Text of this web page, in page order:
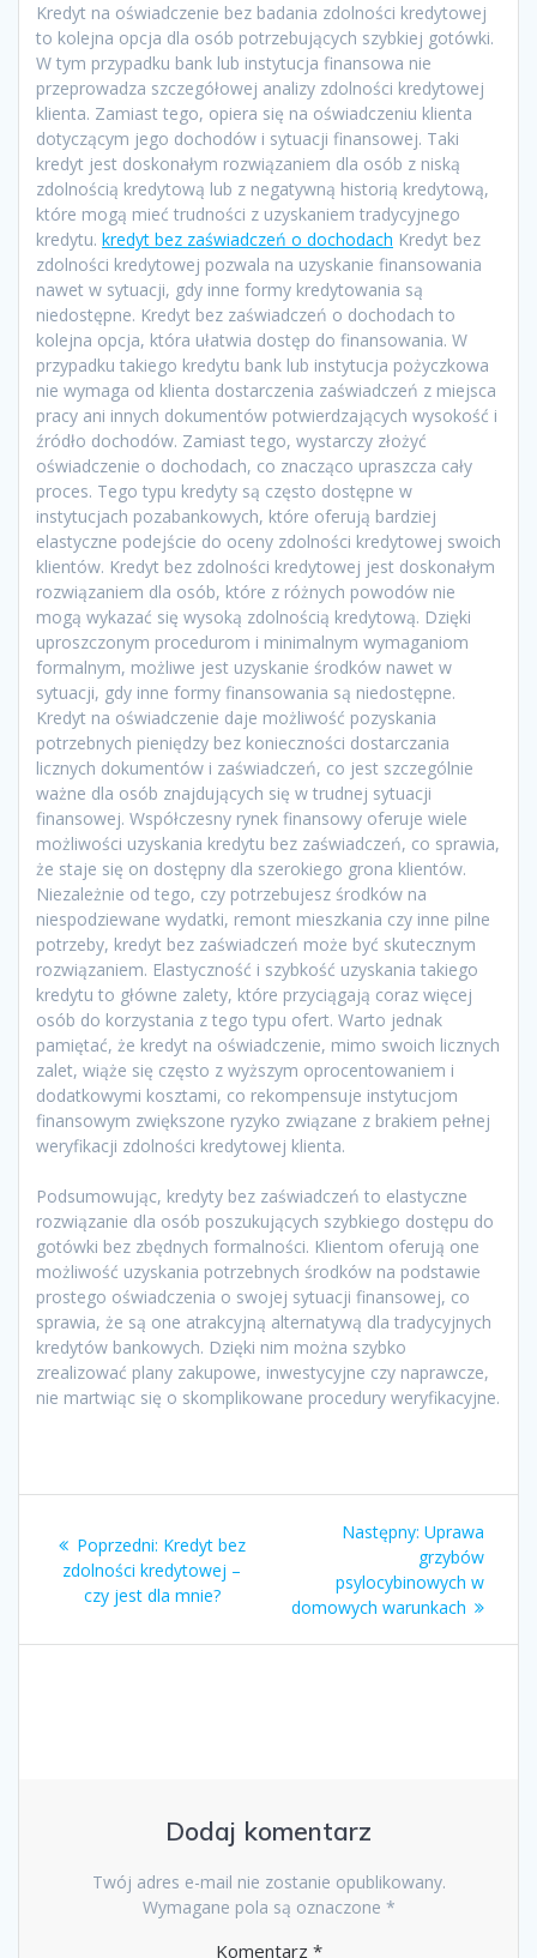
Kredyt na oświadczenie bez badania zdolności kredytowej
to kolejna opcja dla osób potrzebujących szybkiej gotówki.
W tym przypadku bank lub instytucja finansowa nie
przeprowadza szczegółowej analizy zdolności kredytowej
klienta. Zamiast tego, opiera się na oświadczeniu klienta
dotyczącym jego dochodów i sytuacji finansowej. Taki
kredyt jest doskonałym rozwiązaniem dla osób z niską
zdolnością kredytową lub z negatywną historią kredytową,
które mogą mieć trudności z uzyskaniem tradycyjnego
kredytu. kredyt bez zaświadczeń o dochodach Kredyt bez
zdolności kredytowej pozwala na uzyskanie finansowania
nawet w sytuacji, gdy inne formy kredytowania są
niedostępne. Kredyt bez zaświadczeń o dochodach to
kolejna opcja, która ułatwia dostęp do finansowania. W
przypadku takiego kredytu bank lub instytucja pożyczkowa
nie wymaga od klienta dostarczenia zaświadczeń z miejsca
pracy ani innych dokumentów potwierdzających wysokość i
źródło dochodów. Zamiast tego, wystarczy złożyć
oświadczenie o dochodach, co znacząco upraszcza cały
proces. Tego typu kredyty są często dostępne w
instytucjach pozabankowych, które oferują bardziej
elastyczne podejście do oceny zdolności kredytowej swoich
klientów. Kredyt bez zdolności kredytowej jest doskonałym
rozwiązaniem dla osób, które z różnych powodów nie
mogą wykazać się wysoką zdolnością kredytową. Dzięki
uproszczonym procedurom i minimalnym wymaganiom
formalnym, możliwe jest uzyskanie środków nawet w
sytuacji, gdy inne formy finansowania są niedostępne.
Kredyt na oświadczenie daje możliwość pozyskania
potrzebnych pieniędzy bez konieczności dostarczania
licznych dokumentów i zaświadczeń, co jest szczególnie
ważne dla osób znajdujących się w trudnej sytuacji
finansowej. Współczesny rynek finansowy oferuje wiele
możliwości uzyskania kredytu bez zaświadczeń, co sprawia,
że staje się on dostępny dla szerokiego grona klientów.
Niezależnie od tego, czy potrzebujesz środków na
niespodziewane wydatki, remont mieszkania czy inne pilne
potrzeby, kredyt bez zaświadczeń może być skutecznym
rozwiązaniem. Elastyczność i szybkość uzyskania takiego
kredytu to główne zalety, które przyciągają coraz więcej
osób do korzystania z tego typu ofert. Warto jednak
pamiętać, że kredyt na oświadczenie, mimo swoich licznych
zalet, wiąże się często z wyższym oprocentowaniem i
dodatkowymi kosztami, co rekompensuje instytucjom
finansowym zwiększone ryzyko związane z brakiem pełnej
weryfikacji zdolności kredytowej klienta.
Podsumowując, kredyty bez zaświadczeń to elastyczne
rozwiązanie dla osób poszukujących szybkiego dostępu do
gotówki bez zbędnych formalności. Klientom oferują one
możliwość uzyskania potrzebnych środków na podstawie
prostego oświadczenia o swojej sytuacji finansowej, co
sprawia, że są one atrakcyjną alternatywą dla tradycyjnych
kredytów bankowych. Dzięki nim można szybko
zrealizować plany zakupowe, inwestycyjne czy naprawcze,
nie martwiąc się o skomplikowane procedury weryfikacyjne.
wpisu
Poprzedni: Poprzedni
wpis:
Kredyt bez
zdolności kredytowej –
czy jest dla mnie?
Następny: Następny
wpis:
Uprawa
grzybów
psylocybinowych w
domowych warunkach
Dodaj komentarz
Twój adres e-mail nie zostanie opublikowany.
Wymagane pola są oznaczone *
Komentarz *